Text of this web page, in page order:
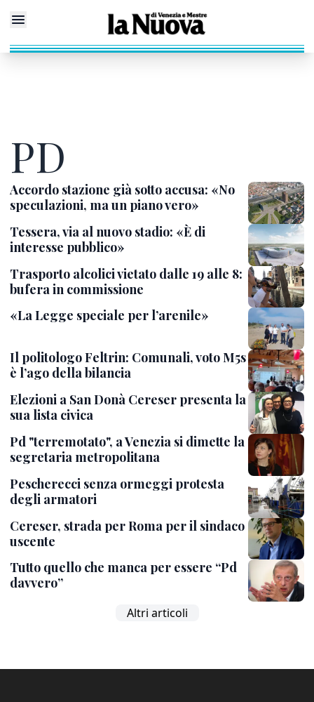
PD
Accordo stazione già sotto accusa: «No
speculazioni, ma un piano vero»
Tessera, via al nuovo stadio: «È di
interesse pubblico»
Trasporto alcolici vietato dalle 19 alle 8:
bufera in commissione
«La Legge speciale per l’arenile»
Il politologo Feltrin: Comunali, voto M5s
è l’ago della bilancia
Elezioni a San Donà Cereser presenta la
sua lista civica
Pd "terremotato", a Venezia si dimette la
segretaria metropolitana
Pescherecci senza ormeggi protesta
degli armatori
Cereser, strada per Roma per il sindaco
uscente
Tutto quello che manca per essere “Pd
davvero”
Altri articoli